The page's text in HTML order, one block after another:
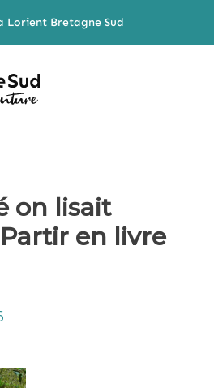
Lorient Bretagne Sud
on lisait
en livre